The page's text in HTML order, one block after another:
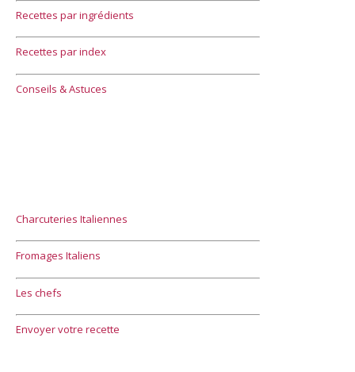
Recettes par ingrédients
Recettes par index
Conseils & Astuces
Charcuteries Italiennes
Fromages Italiens
Les chefs
Envoyer votre recette